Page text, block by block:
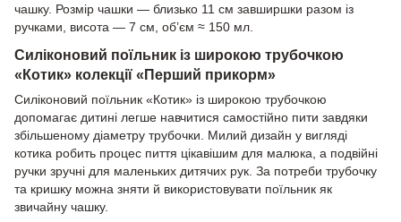
чашку. Розмір чашки — близько 11 см завширшки разом із
ручками, висота — 7 см, об’єм ≈ 150 мл.
Силіконовий поїльник із широкою трубочкою
«Котик» колекції «Перший прикорм»
Силіконовий поїльник «Котик» із широкою трубочкою
допомагає дитині легше навчитися самостійно пити завдяки
збільшеному діаметру трубочки. Милий дизайн у вигляді
котика робить процес пиття цікавішим для малюка, а подвійні
ручки зручні для маленьких дитячих рук. За потреби трубочку
та кришку можна зняти й використовувати поїльник як
звичайну чашку.